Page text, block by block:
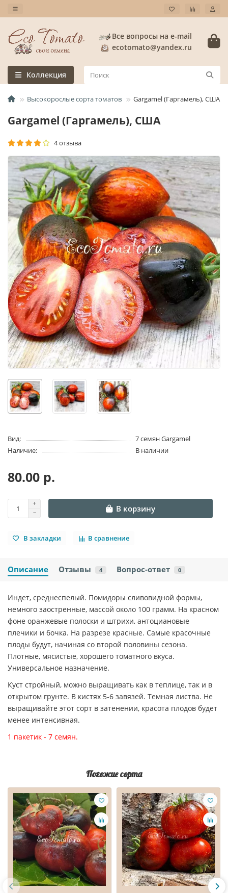
Все вопросы на e-mail
ecotomato@yandex.ru
Коллекция
Высокорослые сорта томатов Gargamel (Гаргамель), США
Gargamel (Гаргамель), США
4 отзыва
Вид:
7 семян Gargamel
Наличие:
В наличии
80.00 р.
В корзину
В закладки В сравнение
Описание Отзывы 4 Вопрос-ответ 0
Индет, среднеспелый. Помидоры сливовидной формы,
немного заостренные, массой около 100 грамм. На красном
фоне оранжевые полоски и штрихи, антоциановые
плечики и бочка. На разрезе красные. Самые красочные
плоды будут, начиная со второй половины сезона.
Плотные, мясистые, хорошего томатного вкуса.
Универсальное назначение.
Куст стройный, можно выращивать как в теплице, так и в
открытом грунте. В кистях 5-6 завязей. Темная листва. Не
выращивайте этот сорт в затенении, красота плодов будет
менее интенсивная.
1 пакетик - 7 семян.
Похожие сорта